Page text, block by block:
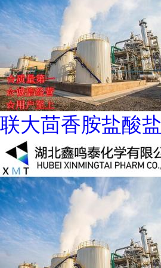
联大茴香胺盐酸盐